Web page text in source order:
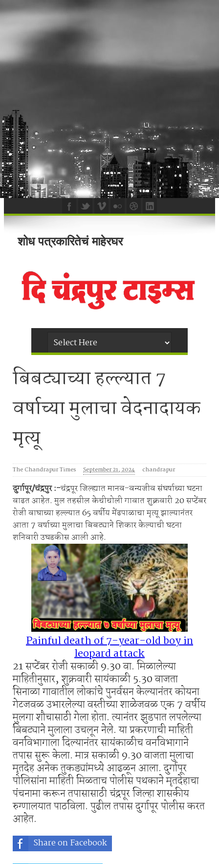
शोध पत्रकारितेचं माहेरघर
बिबट्याच्या हल्ल्यात 7
वर्षाच्या मुलाचा वेदनादायक
मृत्यू
The Chandrapur Times September 21, 2024 chandrapur
दुर्गापूर/चंद्रपुर :-चंद्रपूर जिल्ह्यात मानव-वन्यजीव संघर्षाच्या घटना
वाढत आहेत. मुल तहसील केचीचोली गावात शुक्रवारी 20 सप्टेंबर
रोजी वाघाच्या हल्ल्यात 65 वर्षीय मेंढपाळाचा मृत्यू झाल्यानंतर
आता 7 वर्षाच्या मुलाचा बिबट्याने शिकार केल्याची घटना
शनिवारी उघडकीस आली आहे.
Painful death of 7-year-old boy in
leopard attack
21 सप्टेंबर रोजी सकाळी 9.30 वा. मिळालेल्या
माहितीनुसार, शुक्रवारी सायंकाळी 5.30 वाजता
सिनाळा गावातील लोकांचे पुनर्वसन केल्यानंतर कोयना
गेटजवळ उभारलेल्या वस्तीच्या शाळेजवळ एक 7 वर्षीय
मुलगा शौचासाठी गेला होता. त्यानंतर झुडपात लपलेल्या
बिबट्याने मुलाला उचलून नेले. या प्रकरणाची माहिती
वनविभागाला दिल्यानंतर सायंकाळीच वनविभागाने
तपास सुरू केला. मात्र सकाळी 9.30 वाजता मुलाचा
मृतदेह अनेक तुकड्यांमध्ये आढळून आला. दुर्गापूर
पोलिसांना माहिती मिळताच पोलीस पथकाने मृतदेहाचा
पंचनामा करून तपासासाठी चंद्रपूर जिल्हा शासकीय
रुग्णालयात पाठविला. पुढील तपास दुर्गापूर पोलीस करत
आहेत.
Share on Facebook